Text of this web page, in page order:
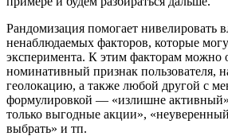
Рандомизация помогает нивелировать
ненаблюдаемых факторов, которые
эксперимента. К этим факторам можно
номинативный признак пользователя,
геолокацию, а также любой другой с
формулировкой — «излишне
только выгодные акции»,
выбрать» и тп.